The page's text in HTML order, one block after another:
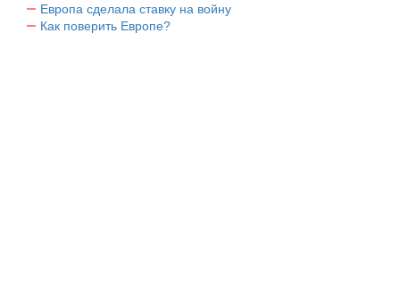
Европа сделала ставку на войну
Как поверить Европе?